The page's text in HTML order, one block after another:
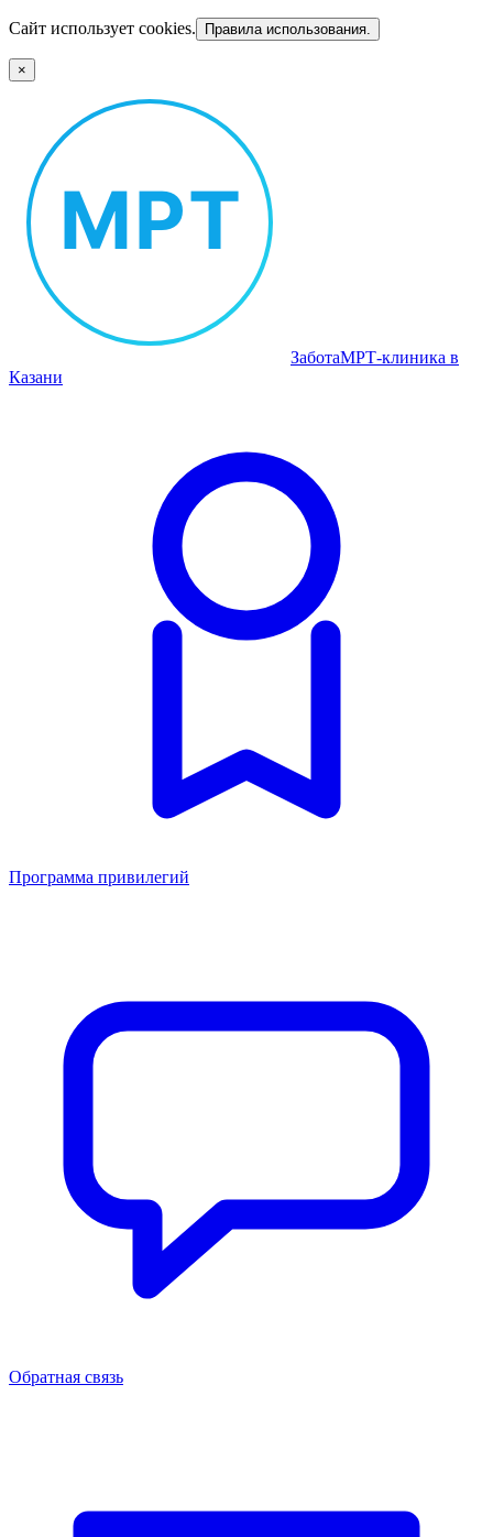
Сайт использует cookies. Правила использования.
×
ЗаботаМРТ‑клиника в
Казани
Программа привилегий
Обратная связь